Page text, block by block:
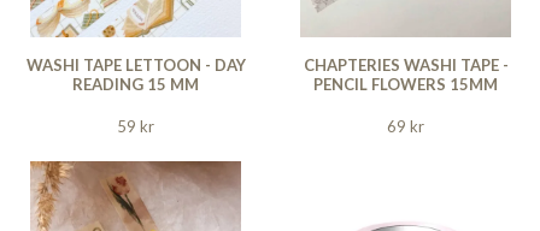
WASHI TAPE LETTOON - DAY
READING 15 MM
59 kr
CHAPTERIES WASHI TAPE -
PENCIL FLOWERS 15MM
69 kr